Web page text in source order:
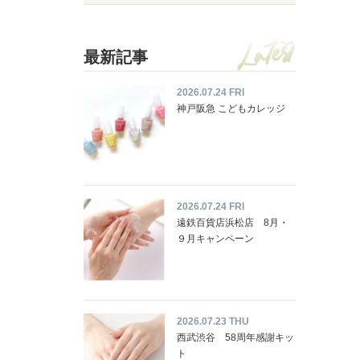
最新記事
2026.07.24 FRI
神戸阪急 こどもカレッジ
2026.07.24 FRI
遠鉄百貨店浜松店 8月・
９月キャンペーン
2026.07.23 THU
西武渋谷 58周年感謝キッ
ト